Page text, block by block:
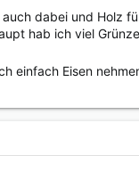
dabei und Holz
hab ich viel
einfach Eisen